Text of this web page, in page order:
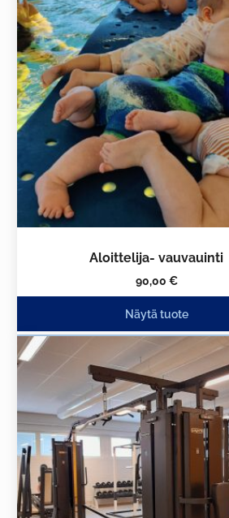
Aloittelija- vauvauinti
90,00 €
Näytä tuote
useampi
muunnelma.
Voit
tehdä
valinnat
tuotteen
sivulla.